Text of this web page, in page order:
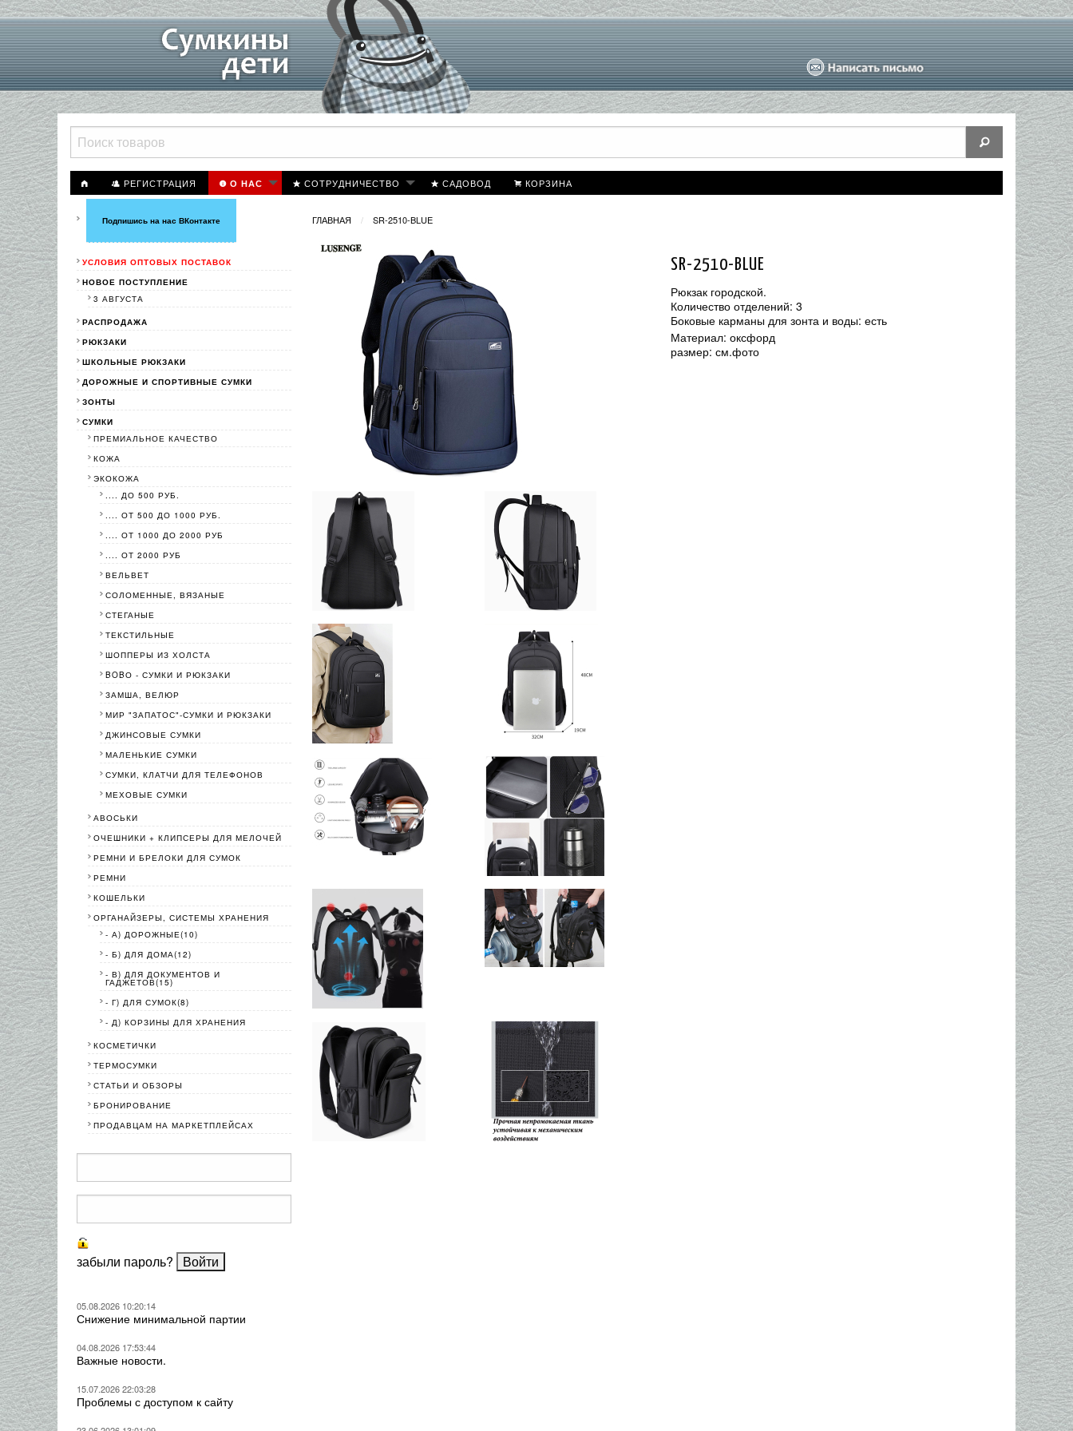
РЕГИСТРАЦИЯ О НАС СОТРУДНИЧЕСТВО САДОВОД КОРЗИНА
ГЛАВНАЯ SR-2510-BLUE
SR-2510-BLUE
Рюкзак городской.
Количество отделений: 3
Боковые карманы для зонта и воды: есть
Материал: оксфорд
размер: см.фото
Подпишись на нас ВКонтакте
УСЛОВИЯ ОПТОВЫХ ПОСТАВОК
НОВОЕ ПОСТУПЛЕНИЕ
3 АВГУСТА
РАСПРОДАЖА
РЮКЗАКИ
ШКОЛЬНЫЕ РЮКЗАКИ
ДОРОЖНЫЕ И СПОРТИВНЫЕ СУМКИ
ЗОНТЫ
СУМКИ
ПРЕМИАЛЬНОЕ КАЧЕСТВО
КОЖА
ЭКОКОЖА
.... ДО 500 РУБ.
.... ОТ 500 ДО 1000 РУБ.
.... ОТ 1000 ДО 2000 РУБ
.... ОТ 2000 РУБ
ВЕЛЬВЕТ
СОЛОМЕННЫЕ, ВЯЗАНЫЕ
СТЕГАНЫЕ
ТЕКСТИЛЬНЫЕ
ШОППЕРЫ ИЗ ХОЛСТА
BOBО - СУМКИ И РЮКЗАКИ
ЗАМША, ВЕЛЮР
МИР "ЗАПАТОС"-СУМКИ И РЮКЗАКИ
ДЖИНСОВЫЕ СУМКИ
МАЛЕНЬКИЕ СУМКИ
СУМКИ, КЛАТЧИ ДЛЯ ТЕЛЕФОНОВ
МЕХОВЫЕ СУМКИ
АВОСЬКИ
ОЧЕШНИКИ + КЛИПСЕРЫ ДЛЯ МЕЛОЧЕЙ
РЕМНИ И БРЕЛОКИ ДЛЯ СУМОК
РЕМНИ
КОШЕЛЬКИ
ОРГАНАЙЗЕРЫ, СИСТЕМЫ ХРАНЕНИЯ
- А) ДОРОЖНЫЕ(10)
- Б) ДЛЯ ДОМА(12)
- В) ДЛЯ ДОКУМЕНТОВ И
ГАДЖЕТОВ(15)
- Г) ДЛЯ СУМОК(8)
- Д) КОРЗИНЫ ДЛЯ ХРАНЕНИЯ
КОСМЕТИЧКИ
ТЕРМОСУМКИ
СТАТЬИ И ОБЗОРЫ
БРОНИРОВАНИЕ
ПРОДАВЦАМ НА МАРКЕТПЛЕЙСАХ
забыли пароль?
05.08.2026 10:20:14
Снижение минимальной партии
04.08.2026 17:53:44
Важные новости.
15.07.2026 22:03:28
Проблемы с доступом к сайту